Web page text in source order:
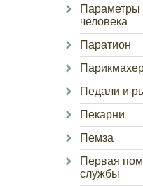
Параметры
человека
Паратион
Педали и
Пекарни
Пемза
Первая
службы